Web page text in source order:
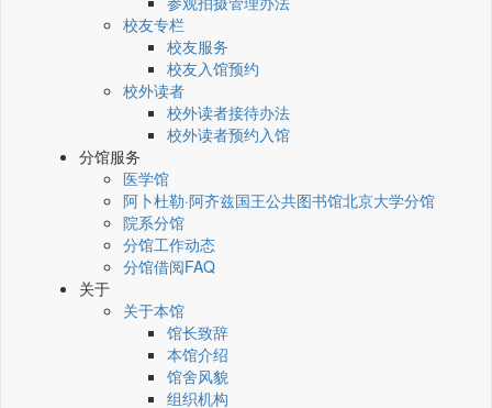
校友专栏
校友服务
校友入馆预约
校外读者
校外读者接待办法
校外读者预约入馆
分馆服务
医学馆
阿卜杜勒·阿齐兹国王公共图书馆北京大学分馆
院系分馆
分馆工作动态
分馆借阅FAQ
关于
关于本馆
馆长致辞
本馆介绍
馆舍风貌
组织机构